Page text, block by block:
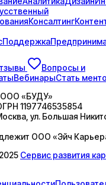
Консалтинг
Поддержка
Вопросы и
ВебинарыСтать
ООО «БУДУ»
1197746535854
ул. Большая
ООО «Эйч
Сервис развития